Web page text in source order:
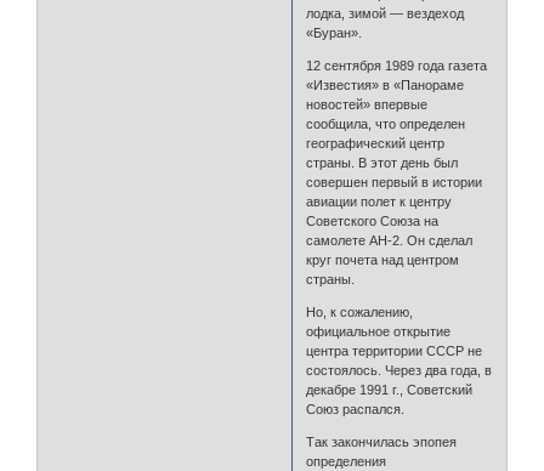
лодка, зимой — вездеход
«Буран».
12 сентября 1989 года газета
«Известия» в «Панораме
новостей» впервые
сообщила, что определен
географический центр
страны. В этот день был
совершен первый в истории
авиации полет к центру
Советского Союза на
самолете АН-2. Он сделал
круг почета над центром
страны.
Но, к сожалению,
официальное открытие
центра территории СССР не
состоялось. Через два года, в
декабре 1991 г., Советский
Союз распался.
Так закончилась эпопея
определения